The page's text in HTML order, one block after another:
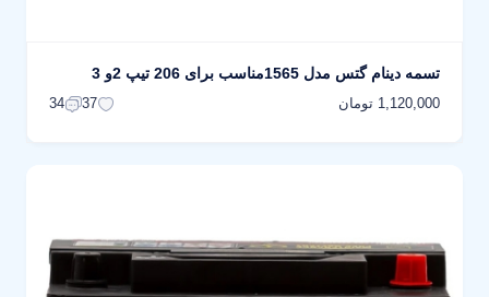
تسمه دینام گتس مدل 1565مناسب برای 206 تیپ 2و 3
1,120,000 تومان 37
34